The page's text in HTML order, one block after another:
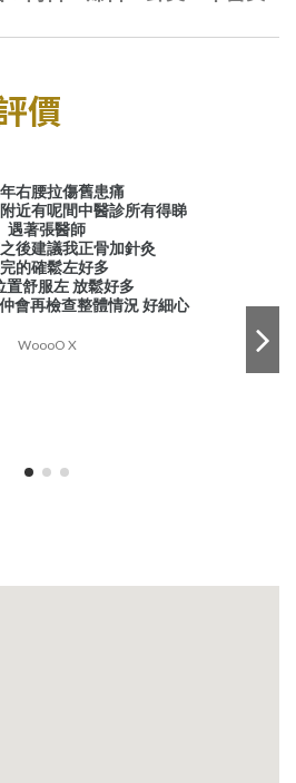
價
右腰拉傷舊患痛
近有呢間中醫診所有得睇
遇著張醫師
後建議我正骨加針灸
的確鬆左好多
置舒服左 放鬆好多
會再檢查整體情況 好細心
WoooO X